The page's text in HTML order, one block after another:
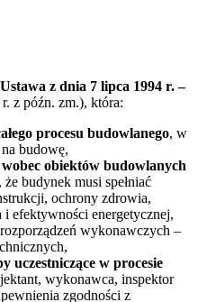
Ustawa z dnia 7 lipca 1994 r. –
z późn. zm.), która:
procesu budowlanego, w
budowę,
obiektów budowlanych
budynek musi spełniać
ochrony zdrowia,
efektywności energetycznej,
wykonawczych –
uczestniczące w procesie
wykonawca, inspektor
zgodności z